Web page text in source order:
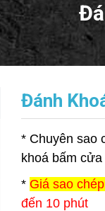
Đánh
* Chuyên sao
khoá bấm
* Giá sao
đến 10 phút